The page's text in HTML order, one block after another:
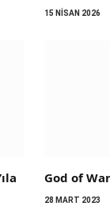
15 NISAN 2026
God of
28 MART 2023